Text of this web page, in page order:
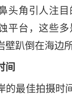
头角引人注
平台，这些
趴倒在海边
间
的最佳拍摄时